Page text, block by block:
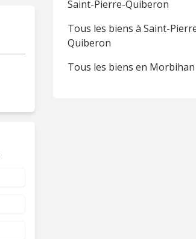
Saint-Pierre-Quiberon
Tous les biens à Saint-
Quiberon
Tous les biens en Morbihan